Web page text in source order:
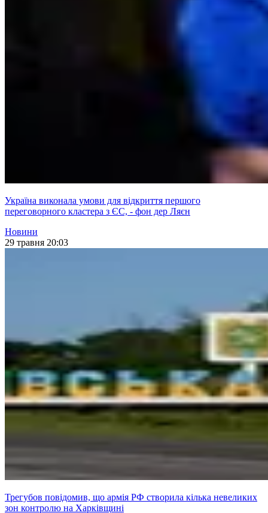
Україна виконала умови для відкриття першого
переговорного кластера з ЄС, - фон дер Ляєн
Новини
29 травня 20:03
Трегубов повідомив, що армія РФ створила кілька невеликих
зон контролю на Харківщині